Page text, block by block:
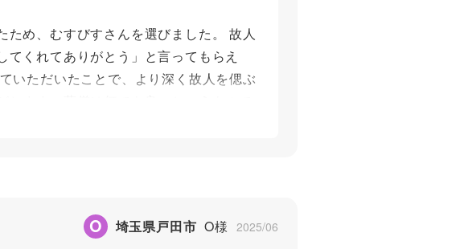
め、むすびすさんを選びました。 故人
くれてありがとう」と言ってもらえ
いただいたことで、より深く故人を偲ぶ
びすさんをおすすめします。
O 埼玉県戸田市 O様 2025/06